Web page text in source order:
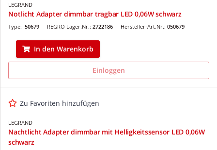
LEGRAND
Notlicht Adapter dimmbar tragbar LED 0,06W schwarz
REGRO Lager.Nr.: 2722186
Type: 50679 Hersteller-Art.Nr.: 050679
In den Warenkorb
Einloggen
Zu Favoriten hinzufügen
LEGRAND
Nachtlicht Adapter dimmbar mit Helligkeitssensor LED 0,06W
schwarz